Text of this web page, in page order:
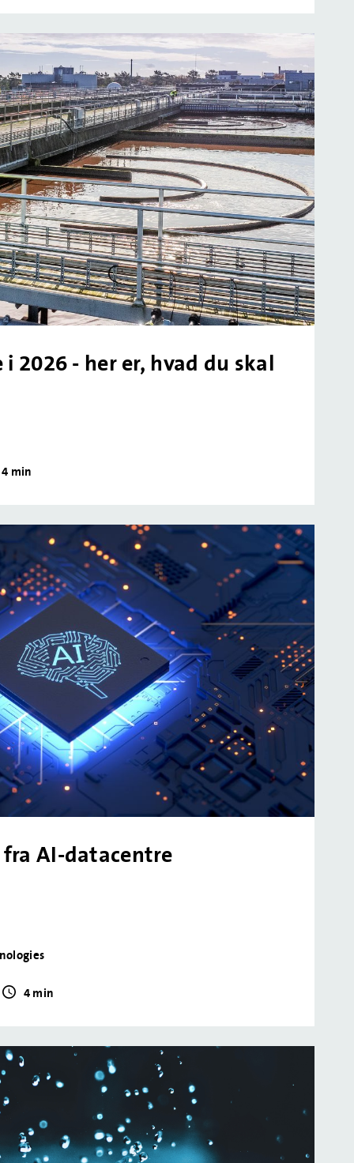
2026 - her er, hvad du skal
4 min
AI-datacentre
4 min